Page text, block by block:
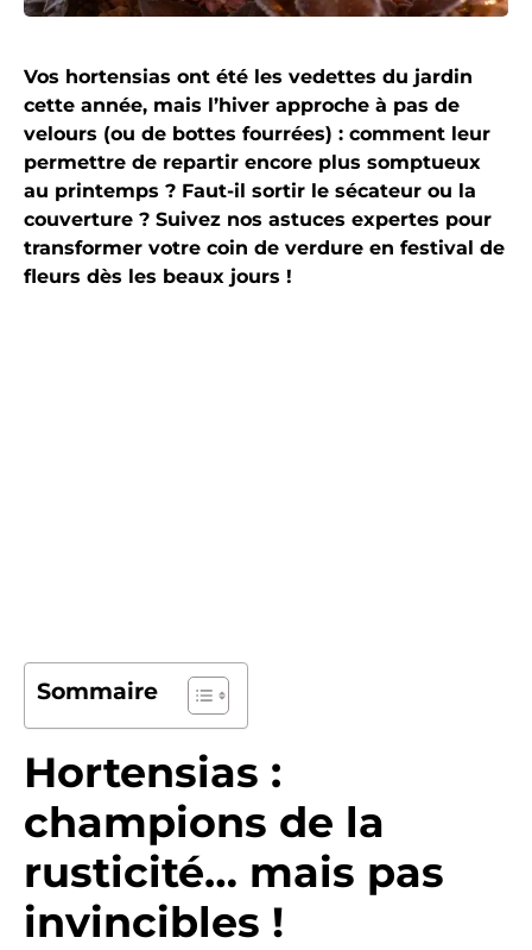
Vos hortensias ont été les vedettes du jardin
cette année, mais l’hiver approche à pas de
velours (ou de bottes fourrées) : comment leur
permettre de repartir encore plus somptueux
au printemps ? Faut-il sortir le sécateur ou la
couverture ? Suivez nos astuces expertes pour
transformer votre coin de verdure en festival de
fleurs dès les beaux jours !
Sommaire
Hortensias :
champions de la
rusticité… mais pas
invincibles !